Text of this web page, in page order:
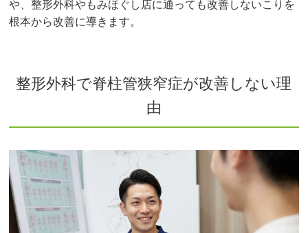
や、整形外科やもみほぐし店に通っても改善しないこりを
根本から改善に導きます。
整形外科で脊柱管狭窄症が改善しない理
由